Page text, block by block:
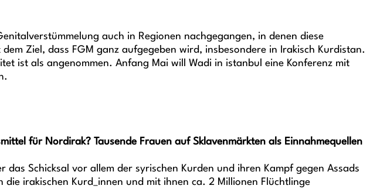
auch in Regionen nachgegangen, in denen diese
Ziel, dass FGM ganz aufgegeben wird, insbesondere in Irakisch Kurdistan.
ist als angenommen. Anfang Mai will Wadi in istanbul eine Konferenz mit
für Nordirak? Tausende Frauen auf Sklavenmärkten als Einnahmequellen
Schicksal vor allem der syrischen Kurden und ihren Kampf gegen Assads
irakischen Kurd_innen und mit ihnen ca. 2 Millionen Flüchtlinge